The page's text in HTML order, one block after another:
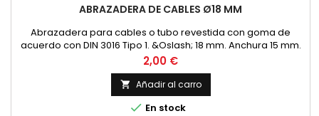
ABRAZADERA DE CABLES Ø18 MM
Abrazadera para cables o tubo revestida con goma de
acuerdo con DIN 3016 Tipo 1. &Oslash; 18 mm. Anchura 15 mm.
Precio
2,00 €
 Añadir al carro
 En stock